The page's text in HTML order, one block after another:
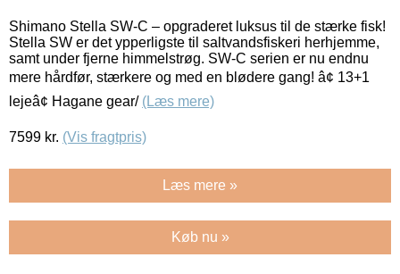
Shimano Stella SW-C – opgraderet luksus til de stærke fisk!
Stella SW er det ypperligste til saltvandsfiskeri herhjemme,
samt under fjerne himmelstrøg. SW-C serien er nu endnu
mere hårdfør, stærkere og med en blødere gang! â¢ 13+1
lejeâ¢ Hagane gear/ (Læs mere)
7599 kr. (Vis fragtpris)
Læs mere »
Køb nu »